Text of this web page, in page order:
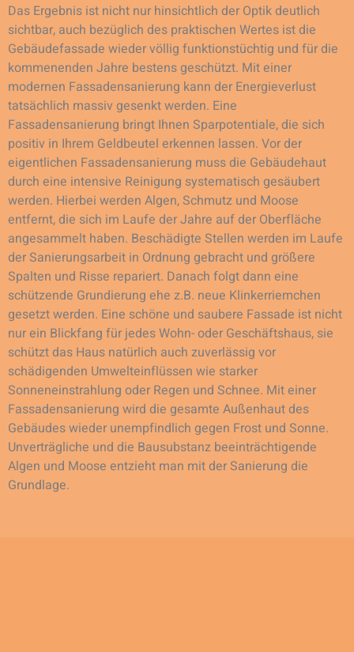
Das Ergebnis ist nicht nur hinsichtlich der Optik deutlich
sichtbar, auch bezüglich des praktischen Wertes ist die
Gebäudefassade wieder völlig funktionstüchtig und für die
kommenenden Jahre bestens geschützt. Mit einer
modernen Fassadensanierung kann der Energieverlust
tatsächlich massiv gesenkt werden. Eine
Fassadensanierung bringt Ihnen Sparpotentiale, die sich
positiv in Ihrem Geldbeutel erkennen lassen. Vor der
eigentlichen Fassadensanierung muss die Gebäudehaut
durch eine intensive Reinigung systematisch gesäubert
werden. Hierbei werden Algen, Schmutz und Moose
entfernt, die sich im Laufe der Jahre auf der Oberfläche
angesammelt haben. Beschädigte Stellen werden im Laufe
der Sanierungsarbeit in Ordnung gebracht und größere
Spalten und Risse repariert. Danach folgt dann eine
schützende Grundierung ehe z.B. neue Klinkerriemchen
gesetzt werden. Eine schöne und saubere Fassade ist nicht
nur ein Blickfang für jedes Wohn- oder Geschäftshaus, sie
schützt das Haus natürlich auch zuverlässig vor
schädigenden Umwelteinflüssen wie starker
Sonneneinstrahlung oder Regen und Schnee. Mit einer
Fassadensanierung wird die gesamte Außenhaut des
Gebäudes wieder unempfindlich gegen Frost und Sonne.
Unverträgliche und die Bausubstanz beeinträchtigende
Algen und Moose entzieht man mit der Sanierung die
Grundlage.